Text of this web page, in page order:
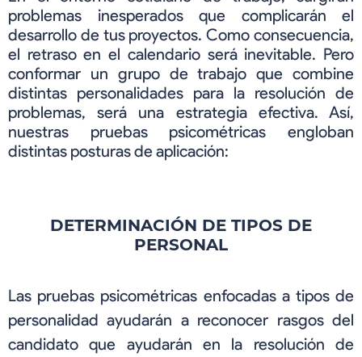
problemas inesperados que complicarán el
desarrollo de tus proyectos. Como consecuencia,
el retraso en el calendario será inevitable. Pero
conformar un grupo de trabajo que combine
distintas personalidades para la resolución de
problemas, será una estrategia efectiva. Así,
nuestras pruebas psicométricas engloban
distintas posturas de aplicación:
DETERMINACIÓN DE TIPOS DE
PERSONAL
Las pruebas psicométricas enfocadas a tipos de
personalidad ayudarán a reconocer rasgos del
candidato que ayudarán en la resolución de